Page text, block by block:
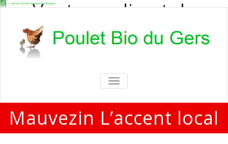
Vente en direct de
poulets bio
Vente en direct de poulets bio aux
particuliers et professionnels
TOGGLE
NAVIGATION
Mauvezin L’accent local